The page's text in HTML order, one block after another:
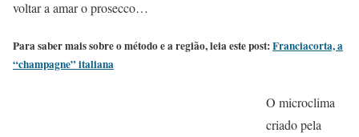
voltar a amar o prosecco…
Para saber mais sobre o método e a região, leia este post:Franciacorta, a
“champagne” italiana
O microclima
criado pela